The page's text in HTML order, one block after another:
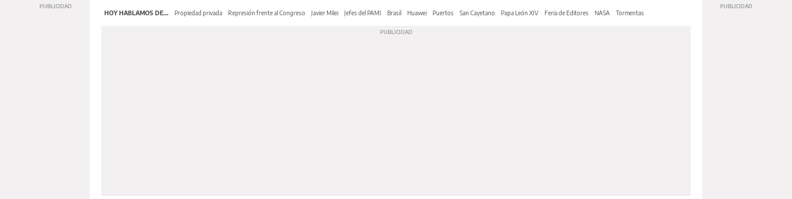
HOY HABLAMOS DE... Propiedad privada Represión frente al Congreso Javier Milei Jefes del PAMI Brasil Huawei Puertos San Cayetano Papa León XIV Feria de Editores NASA Tormentas